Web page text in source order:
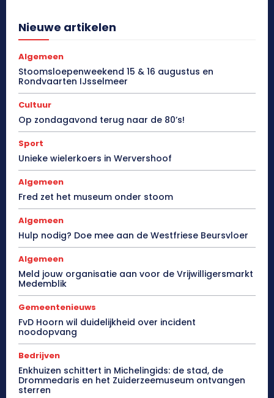
Nieuwe artikelen
Algemeen
Stoomsloepenweekend 15 & 16 augustus en
Rondvaarten IJsselmeer
Cultuur
Op zondagavond terug naar de 80’s!
Sport
Unieke wielerkoers in Wervershoof
Algemeen
Fred zet het museum onder stoom
Algemeen
Hulp nodig? Doe mee aan de Westfriese Beursvloer
Algemeen
Meld jouw organisatie aan voor de Vrijwilligersmarkt
Medemblik
Gemeentenieuws
FvD Hoorn wil duidelijkheid over incident
noodopvang
Bedrijven
Enkhuizen schittert in Michelingids: de stad, de
Drommedaris en het Zuiderzeemuseum ontvangen
sterren